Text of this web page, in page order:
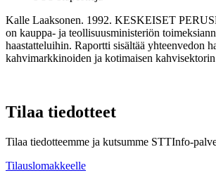
Kalle Laaksonen. 1992. KESKEISET
on kauppa- ja teollisuusministeriön
haastatteluihin. Raportti sisältää yhteenvedon
kahvimarkkinoiden ja kotimaisen
Tilaa tiedotteet
Tilaa tiedotteemme ja kutsumme STTInfo-
Tilauslomakkeelle